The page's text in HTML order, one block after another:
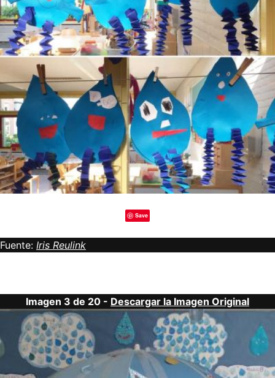
Save
Fuente: Iris Reulink
Imagen 3 de 20 - Descargar la Imagen Original